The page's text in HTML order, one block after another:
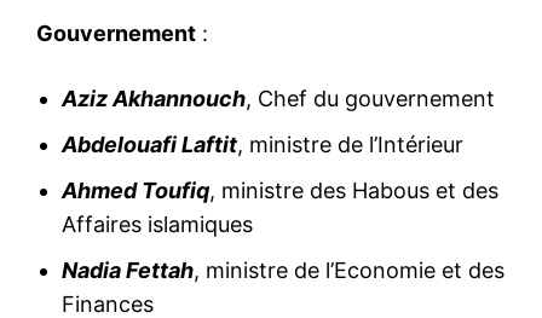
Gouvernement :
Aziz Akhannouch, Chef du gouvernement
Abdelouafi Laftit, ministre de l’Intérieur
Ahmed Toufiq, ministre des Habous et des
Affaires islamiques
Nadia Fettah, ministre de l’Economie et des
Finances